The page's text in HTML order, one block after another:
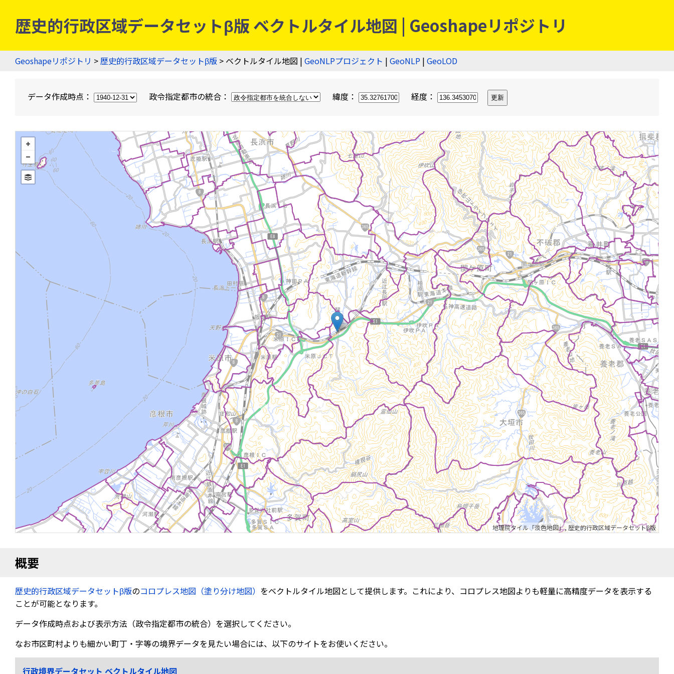
歴史的行政区域データセットβ版 ベクトルタイル地図 | Geoshapeリポジトリ
Geoshapeリポジトリ >歴史的行政区域データセットβ版 > ベクトルタイル地図 | GeoNLPプロジェクト | GeoNLP | GeoLOD
データ作成時点： 政令指定都市の統合： 緯度： 経度：
地理院タイル「淡色地図」, 歴史的行政区域データセットβ版
概要
歴史的行政区域データセットβ版のコロプレス地図（塗り分け地図） をベクトルタイル地図として提供します。これにより、コロプレス地図よりも軽量に高精度データを表示する
ことが可能となります。
データ作成時点および表示方法（政令指定都市の統合）を選択してください。
なお市区町村よりも細かい町丁・字等の境界データを見たい場合には、以下のサイトをお使いください。
行政境界データセット ベクトルタイル地図